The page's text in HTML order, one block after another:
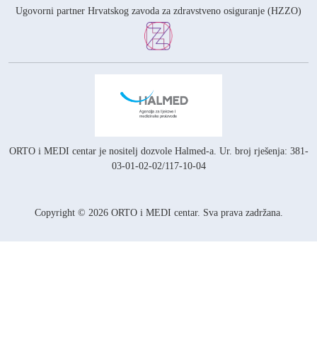
Copyright © 2026 ORTO i MEDI centar. Sva prava zadržana.
Ugovorni partner Hrvatskog zavoda za zdravstveno osiguranje (HZZO)
ORTO i MEDI centar je nositelj dozvole Halmed-a. Ur. broj rješenja: 381-
03-01-02-02/117-10-04